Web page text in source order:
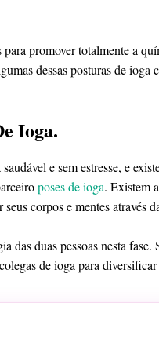
promover totalmente a
dessas posturas de ioga
Ioga.
e sem estresse, e
poses de ioga. Existem
seus corpos e mentes através
das duas pessoas nesta
de ioga para